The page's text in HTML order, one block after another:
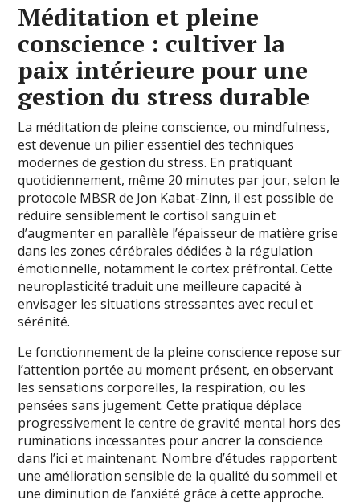
Méditation et pleine
conscience : cultiver la
paix intérieure pour une
gestion du stress durable
La méditation de pleine conscience, ou mindfulness,
est devenue un pilier essentiel des techniques
modernes de gestion du stress. En pratiquant
quotidiennement, même 20 minutes par jour, selon le
protocole MBSR de Jon Kabat-Zinn, il est possible de
réduire sensiblement le cortisol sanguin et
d’augmenter en parallèle l’épaisseur de matière grise
dans les zones cérébrales dédiées à la régulation
émotionnelle, notamment le cortex préfrontal. Cette
neuroplasticité traduit une meilleure capacité à
envisager les situations stressantes avec recul et
sérénité.
Le fonctionnement de la pleine conscience repose sur
l’attention portée au moment présent, en observant
les sensations corporelles, la respiration, ou les
pensées sans jugement. Cette pratique déplace
progressivement le centre de gravité mental hors des
ruminations incessantes pour ancrer la conscience
dans l’ici et maintenant. Nombre d’études rapportent
une amélioration sensible de la qualité du sommeil et
une diminution de l’anxiété grâce à cette approche.